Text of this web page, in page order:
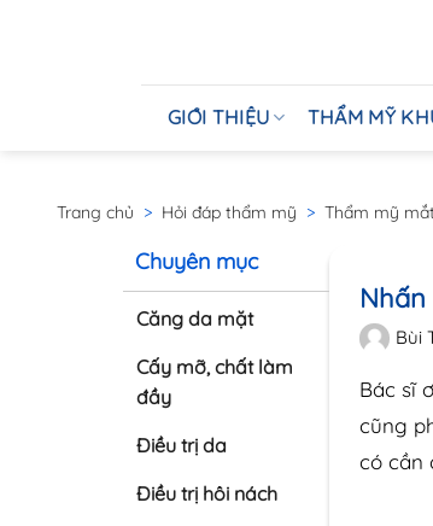
GIỚI THIỆU THẨM MỸ
Trang chủ > Hỏi đáp thẩm mỹ > Thẩm mỹ
Chuyên mục
Căng da mặt
Cấy mỡ, chất làm
đầy
Điều trị da
Điều trị hôi nách
Bùi
Bác sĩ
cũng
có cần